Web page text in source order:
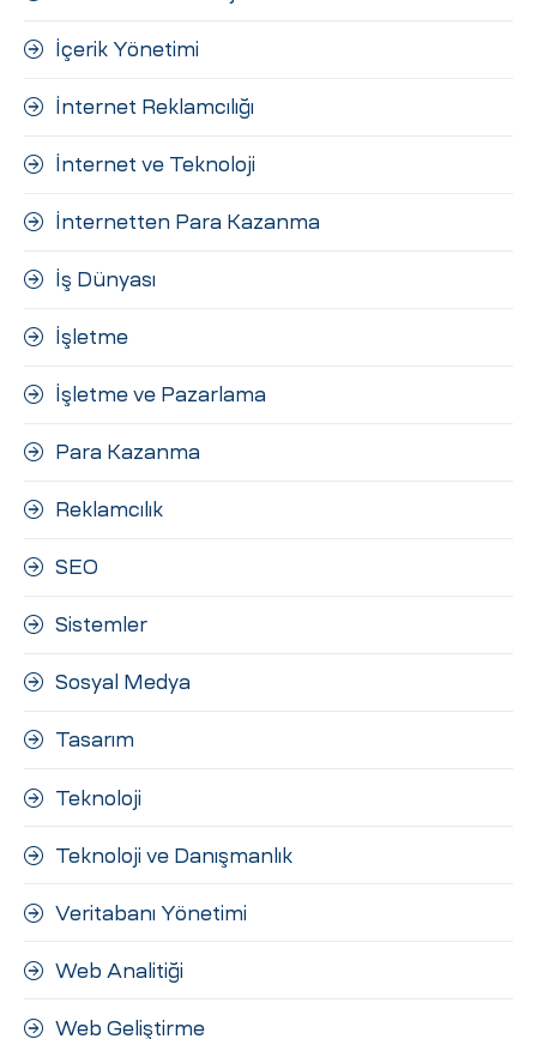
İçerik Yönetimi
İnternet Reklamcılığı
İnternet ve Teknoloji
İnternetten Para Kazanma
İş Dünyası
İşletme
İşletme ve Pazarlama
Para Kazanma
Reklamcılık
SEO
Sistemler
Sosyal Medya
Tasarım
Teknoloji
Teknoloji ve Danışmanlık
Veritabanı Yönetimi
Web Analitiği
Web Geliştirme